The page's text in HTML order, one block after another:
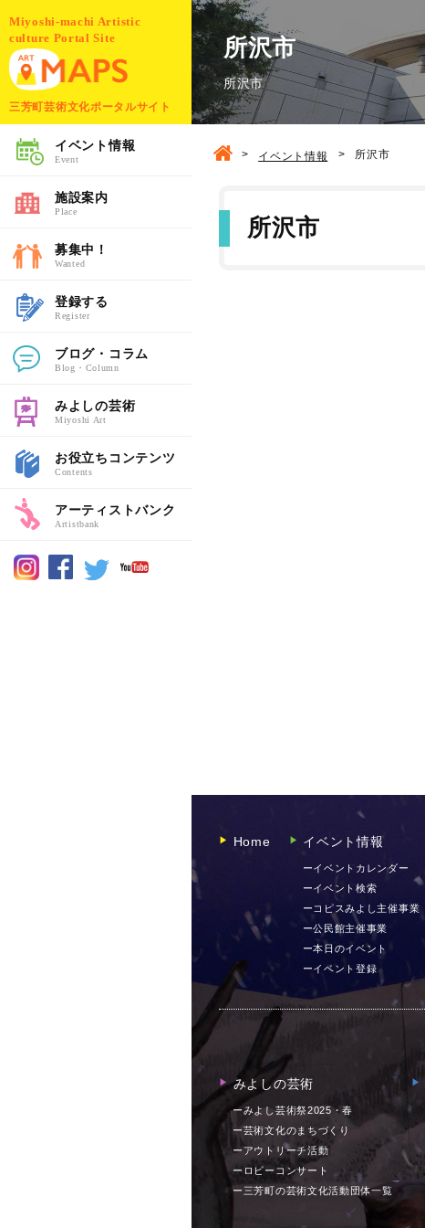
Miyoshi-machi Artistic
culture Portal Site
三芳町芸術文化ポータルサイト
イベント情報
Event
施設案内
Place
募集中！
Wanted
登録する
Register
ブログ・コラム
Blog・Column
みよしの芸術
Miyoshi Art
お役立ちコンテンツ
Contents
アーティストバンク
Artistbank
所沢市
所沢市
> イベント情報 > 所沢市
所沢市
▶︎ Home ▶︎ イベント情報
ーイベントカレンダー
ーイベント検索
ーコピスみよし主催事業
ー公民館主催事業
ー本日のイベント
ーイベント登録
▶︎ みよしの芸術
ーみよし芸術祭2025・春
ー芸術文化のまちづくり
ーアウトリーチ活動
ーロビーコンサート
ー三芳町の芸術文化活動団体一覧
▶︎